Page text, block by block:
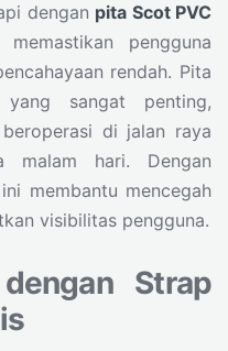
dengan pita Scot PVC
pengguna
rendah. Pita
sangat penting,
di jalan raya
malam hari. Dengan
membantu mencegah
visibilitas pengguna.
Strap